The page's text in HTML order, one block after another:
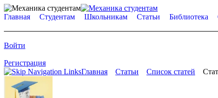
Главная Студентам Школьникам Статьи Библиотека
Войти
Регистрация
Главная
Статьи Список статей